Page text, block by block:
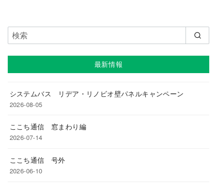
最新情報
システムバス リデア・リノビオ壁パネルキャンペーン
2026-08-05
ここち通信 窓まわり編
2026-07-14
ここち通信 号外
2026-06-10